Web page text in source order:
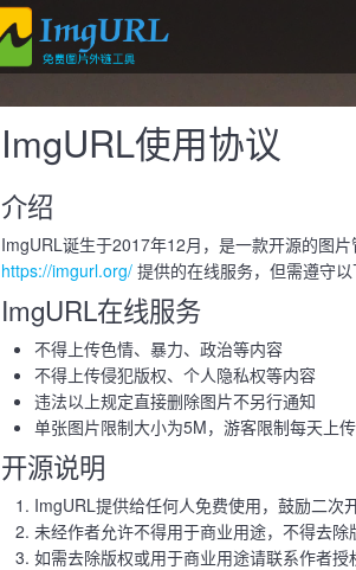
ImgURL使用协议
介绍
ImgURL诞生于2017年12月，是一款开源的图
https://imgurl.org/ 提供的在线服务，但需遵守以
ImgURL在线服务
不得上传色情、暴力、政治等内容
不得上传侵犯版权、个人隐私权等内容
违法以上规定直接删除图片不另行通知
单张图片限制大小为5M，游客限制每天上
开源说明
ImgURL提供给任何人免费使用，鼓励二次
未经作者允许不得用于商业用途，不得去除
如需去除版权或用于商业用途请联系作者授